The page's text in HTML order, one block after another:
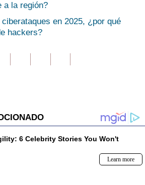
a la región?
en 2025, ¿por qué
hackers?